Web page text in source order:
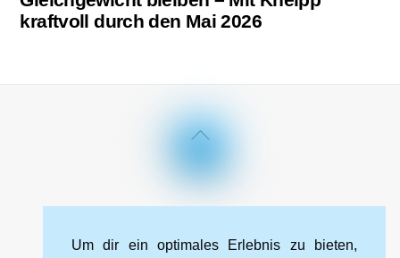
kraftvoll durch den Mai 2026
Back
Top
Cookie-Richtlinie (EU)
Um dir ein optimales Erlebnis zu bieten,